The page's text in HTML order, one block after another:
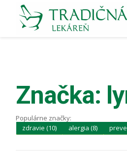
Značka:
Populárne značky:
zdravie (10)
alergia (8)